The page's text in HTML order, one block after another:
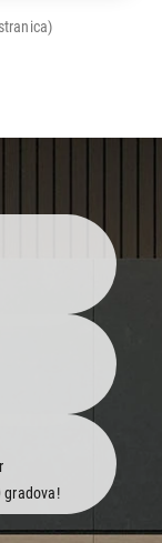
gradova!